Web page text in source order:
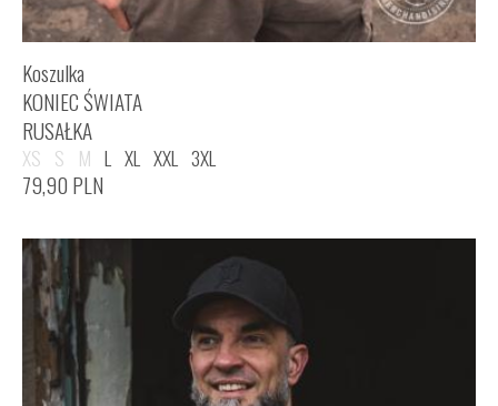
Koszulka
KONIEC ŚWIATA
RUSAŁKA
XS S M L XL XXL 3XL
79,90 PLN